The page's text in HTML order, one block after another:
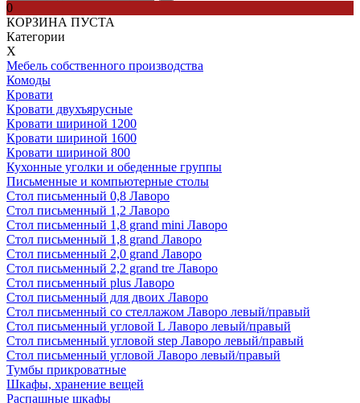
0
КОРЗИНА ПУСТА
Категории
Х
Мебель собственного производства
Комоды
Кровати
Кровати двухъярусные
Кровати шириной 1200
Кровати шириной 1600
Кровати шириной 800
Кухонные уголки и обеденные группы
Письменные и компьютерные столы
Стол письменный 0,8 Лаворо
Стол письменный 1,2 Лаворо
Стол письменный 1,8 grand mini Лаворо
Стол письменный 1,8 grand Лаворо
Стол письменный 2,0 grand Лаворо
Стол письменный 2,2 grand tre Лаворо
Стол письменный plus Лаворо
Стол письменный для двоих Лаворо
Стол письменный со стеллажом Лаворо левый/правый
Стол письменный угловой L Лаворо левый/правый
Стол письменный угловой step Лаворо левый/правый
Стол письменный угловой Лаворо левый/правый
Тумбы прикроватные
Шкафы, хранение вещей
Распашные шкафы